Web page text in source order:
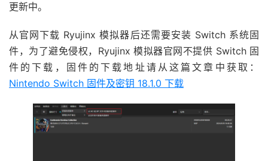
更新中。
从官网下载 Ryujinx 模拟器后还需要安装 Switch 系统固
件，为了避免侵权，Ryujinx 模拟器官网不提供 Switch 固
件的下载，固件的下载地址请从这篇文章中获取：
Nintendo Switch 固件及密钥 18.1.0 下载